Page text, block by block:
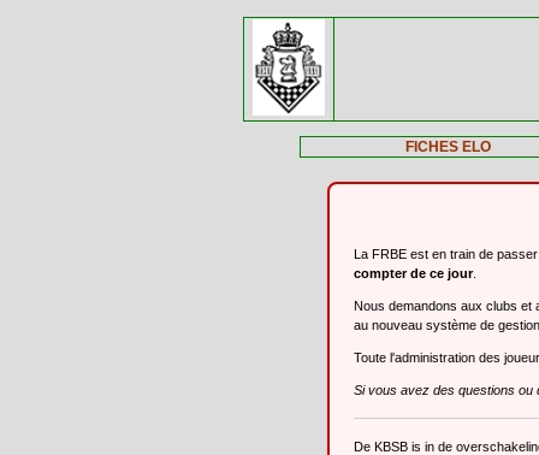
FICHES ELO
La FRBE est en train de
compter de ce jour.
Nous demandons aux clubs et
au nouveau système de
Toute l'administration des
Si vous avez des questions
De KBSB is in de